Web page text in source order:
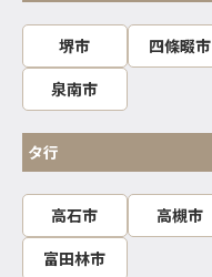
堺市 四條畷市
泉南市
タ行
高石市 高槻市
富田林市